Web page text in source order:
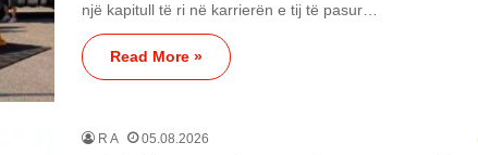
një kapitull të ri në karrierën e tij të pasur…
Read More »
R A 05.08.2026